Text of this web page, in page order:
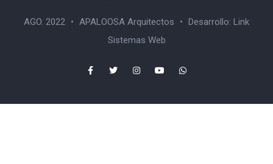
AGO. 2022 • APALOOSA Arquitectos • Desarrollo: Link
Sistemas Web